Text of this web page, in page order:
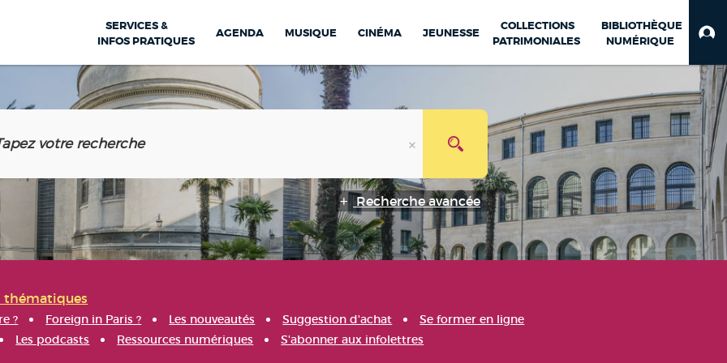
SERVICES &
INFOS PRATIQUES
AGENDA MUSIQUE CINÉMA JEUNESSE
COLLECTIONS
PATRIMONIALES
BIBLIOTHÈQUE
NUMÉRIQUE
Recherche avancée
thématiques
? Foreign in Paris ? Les nouveautés Suggestion d'achat
Se former en ligne
Les podcasts Ressources numériques S'abonner aux infolettres